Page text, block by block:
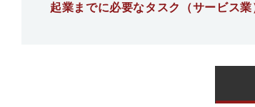
起業までに必要なタスク（サービス業